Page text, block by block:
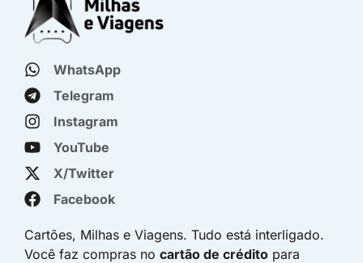
WhatsApp
Telegram
Instagram
YouTube
X/Twitter
Facebook
Cartões, Milhas e Viagens. Tudo está interligado.
Você faz compras no cartão de crédito para